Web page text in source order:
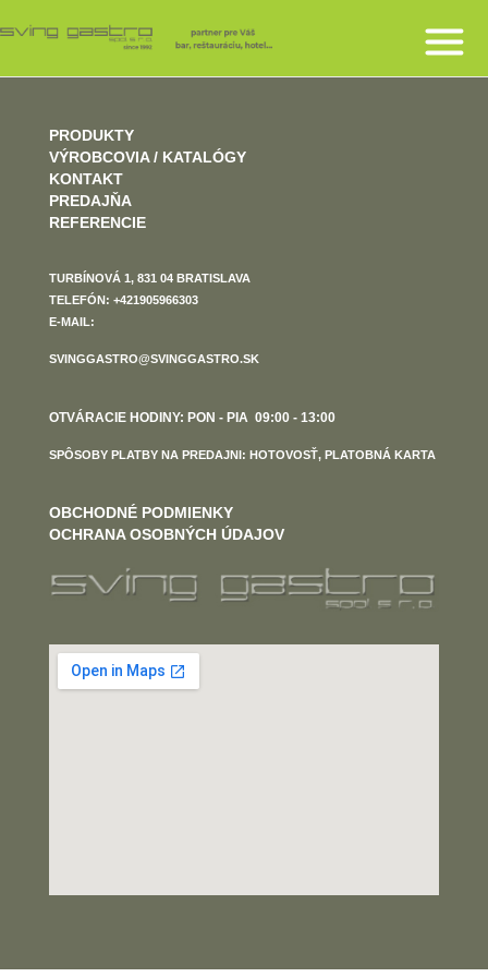
PRODUKTY
VÝROBCOVIA / KATALÓGY
KONTAKT
PREDAJŇA
REFERENCIE
TURBÍNOVÁ 1, 831 04 BRATISLAVA
TELEFÓN: +421905966303
E-MAIL:
SVINGGASTRO@SVINGGASTRO.SK
OTVÁRACIE HODINY: PON - PIA 09:00 - 13:00
SPÔSOBY PLATBY NA PREDAJNI: HOTOVOSŤ, PLATOBNÁ KARTA
OBCHODNÉ PODMIENKY
OCHRANA OSOBNÝCH ÚDAJOV